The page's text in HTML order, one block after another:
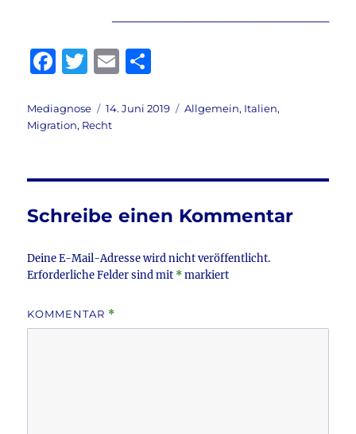
F
c
e
o
o
T
it
te
E
ai le
Autor
Mediagnose
Veröffentlicht
am
14. Juni 2019 Kategorien
Allgemein, Italien,
Migration, Recht
Schreibe einen Kommentar
Deine E-Mail-Adresse wird nicht veröffentlicht.
Erforderliche Felder sind mit *markiert
KOMMENTAR *